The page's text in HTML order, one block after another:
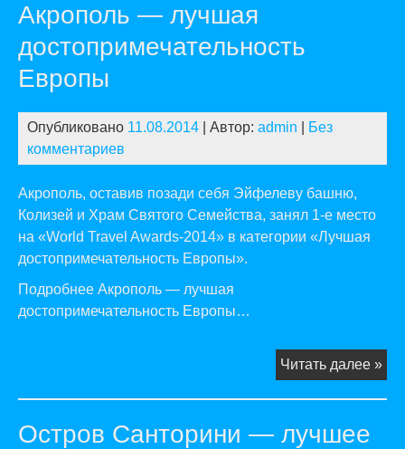
Акрополь — лучшая
достопримечательность
Европы
Опубликовано 11.08.2014 | Автор: admin
Без
комментариев
Акрополь, оставив позади себя Эйфелеву башню,
Колизей и Храм Святого Семейства, занял 1-е место
на «World Travel Awards-2014» в категории «Лучшая
достопримечательность Европы».
Подробнее Акрополь — лучшая
достопримечательность Европы…
Читать далее »
—
Остров Санторини — лучшее